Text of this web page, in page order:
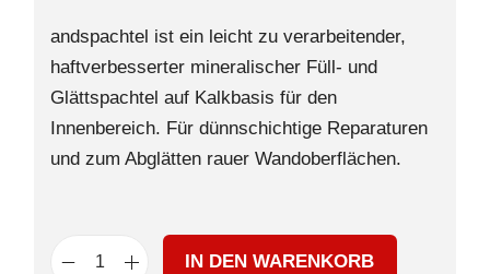
andspachtel ist ein leicht zu verarbeitender,
haftverbesserter mineralischer Füll- und
Glättspachtel auf Kalkbasis für den
Innenbereich. Für dünnschichtige Reparaturen
und zum Abglätten rauer Wandoberflächen.
IN DEN WARENKORB